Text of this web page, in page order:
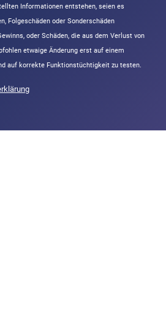
Informationen entstehen, seien es
Folgeschäden oder Sonderschäden
oder Schäden, die aus dem Verlust von
etwaige Änderung erst auf einem
auf korrekte Funktionstüchtigkeit zu testen.